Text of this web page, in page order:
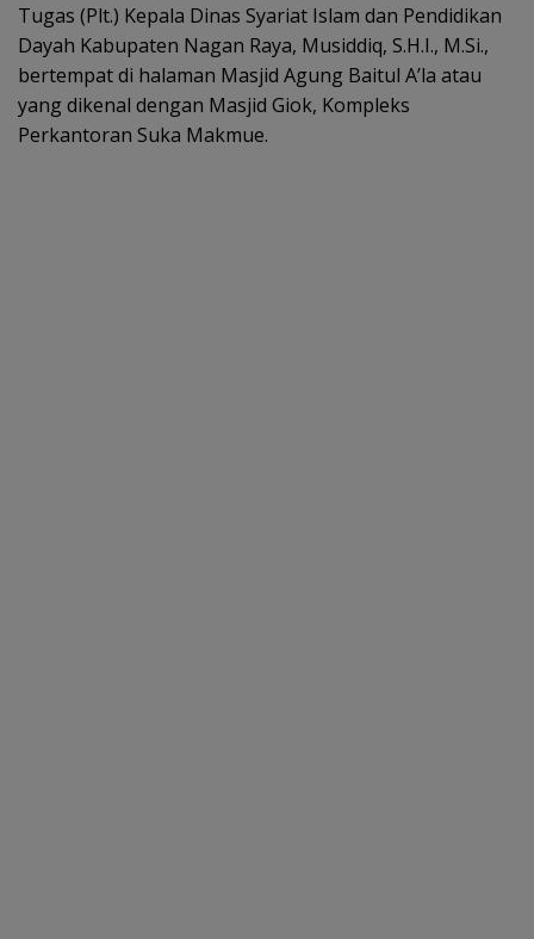
Tugas (Plt.) Kepala Dinas Syariat Islam dan Pendidikan
Dayah Kabupaten Nagan Raya, Musiddiq, S.H.I., M.Si.,
bertempat di halaman Masjid Agung Baitul A’la atau
yang dikenal dengan Masjid Giok, Kompleks
Perkantoran Suka Makmue.